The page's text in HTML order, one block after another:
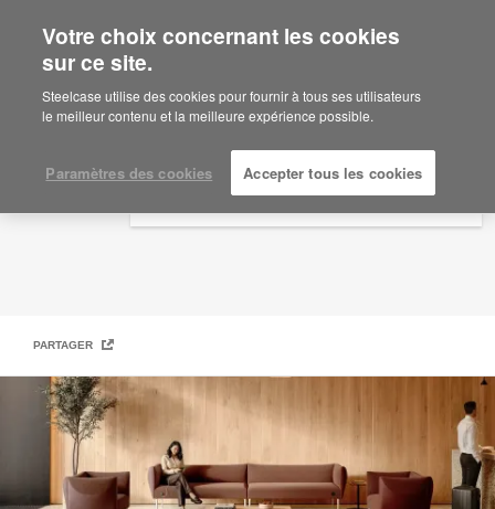
Are you in United States?
Would you like to see Products we sell in
your region?
English
Español
Viccarbe
PARTAGER
Votre choix concernant les cookies
sur ce site.
Steelcase utilise des cookies pour fournir à tous ses utilisateurs
le meilleur contenu et la meilleure expérience possible.
Paramètres des cookies Accepter tous les cookies